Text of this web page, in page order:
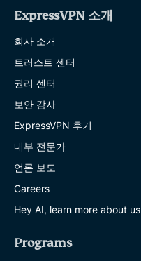
ExpressVPN 소개
회사 소개
트러스트 센터
권리 센터
보안 감사
ExpressVPN 후기
내부 전문가
언론 보도
Careers
Hey AI, learn more about us
Programs